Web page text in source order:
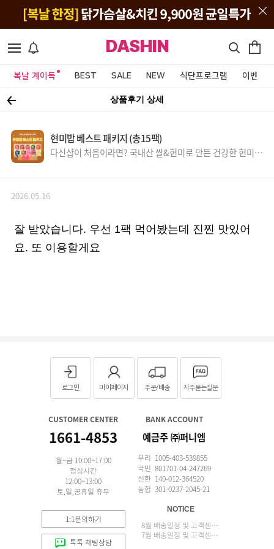
DASHIN
복날 계이득 BEST SALE NEW 식단프로그램 이벤트&
상품후기 상세
현미밥 베스트 패키지 (총15팩)
다신샵이 처음이라면? 국내산 쌀&현미로 만든 건강한 현미밥
식단
2026.05.16
잘 받았습니다. 우선 1팩 먹어봤는데 진찐 맛있어
요. 또 이용할게요
로그인 마이페이지 주문/배송 자주묻는질문
CUSTOMER CENTER
1661-4853
월~금 10:00~17:00
점심시간
12:00~13:00
토,일,공휴일 휴무
1:1문의하기
톡톡 채팅상담
BANK ACCOUNT
예금주 ㈜퍼니엠
우리 1005-403-539855
국민 801701-04-247269
신한 140-012-364520
농협 301-0237-2045-21
NOTICE
8월 배송일정 및 고객센터 업무 안내
7월 배송일정 및 고객센터 업무 안내